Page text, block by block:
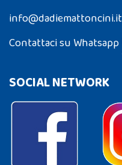
info@dadiemattoncini.it
Contattaci su Whatsapp
SOCIAL NETWORK